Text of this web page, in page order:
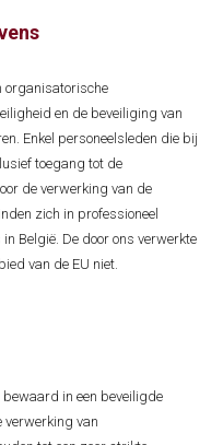
organisatorische
en de beveiliging van
Enkel personeelsleden die bij
toegang tot de
de verwerking van de
zich in professioneel
België. De door ons verwerkte
van de EU niet.
in een beveiligde
verwerking van